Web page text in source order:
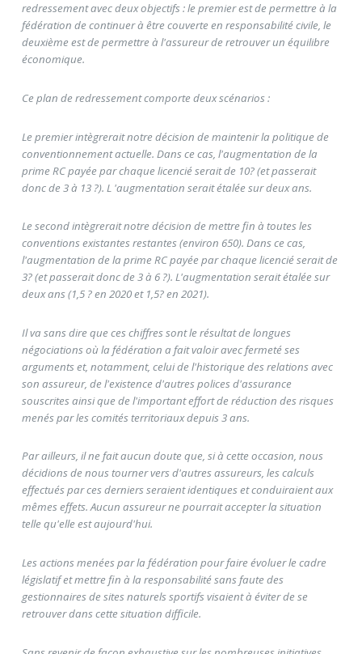
redressement avec deux objectifs : le premier est de permettre à la
fédération de continuer à être couverte en responsabilité civile, le
deuxième est de permettre à l'assureur de retrouver un équilibre
économique.
Ce plan de redressement comporte deux scénarios :
Le premier intègrerait notre décision de maintenir la politique de
conventionnement actuelle. Dans ce cas, l'augmentation de la
prime RC payée par chaque licencié serait de 10? (et passerait
donc de 3 à 13 ?). L 'augmentation serait étalée sur deux ans.
Le second intègrerait notre décision de mettre fin à toutes les
conventions existantes restantes (environ 650). Dans ce cas,
l'augmentation de la prime RC payée par chaque licencié serait de
3? (et passerait donc de 3 à 6 ?). L'augmentation serait étalée sur
deux ans (1,5 ? en 2020 et 1,5? en 2021).
Il va sans dire que ces chiffres sont le résultat de longues
négociations où la fédération a fait valoir avec fermeté ses
arguments et, notamment, celui de l'historique des relations avec
son assureur, de l'existence d'autres polices d'assurance
souscrites ainsi que de l'important effort de réduction des risques
menés par les comités territoriaux depuis 3 ans.
Par ailleurs, il ne fait aucun doute que, si à cette occasion, nous
décidions de nous tourner vers d'autres assureurs, les calculs
effectués par ces derniers seraient identiques et conduiraient aux
mêmes effets. Aucun assureur ne pourrait accepter la situation
telle qu'elle est aujourd'hui.
Les actions menées par la fédération pour faire évoluer le cadre
législatif et mettre fin à la responsabilité sans faute des
gestionnaires de sites naturels sportifs visaient à éviter de se
retrouver dans cette situation difficile.